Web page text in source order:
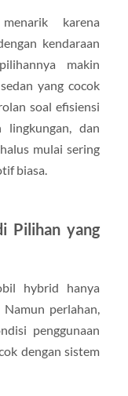
karena
kendaraan
makin
yang cocok
soal efisiensi
lingkungan, dan
mulai sering
biasa.
Pilihan yang
hybrid hanya
perlahan,
penggunaan
dengan sistem